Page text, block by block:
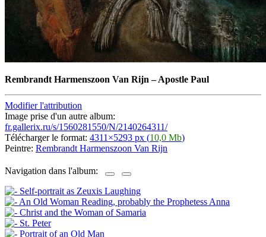
Rembrandt Harmenszoon Van Rijn –Apostle Paul
Modifier l'attribution
Image prise d'un autre album:
fr.gallerix.ru/s/1560281550/N/2140264311/
Télécharger le format: 4311×5293 px (10,0 Mb)
Peintre: Rembrandt Harmenszoon Van Rijn
Navigation dans l'album: